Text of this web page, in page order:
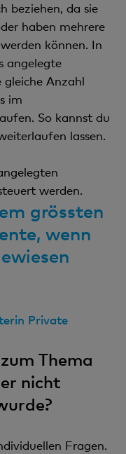
beziehen, da sie
haben mehrere
können. In
angelegte
Anzahl
im
So kannst du
lassen.
werden.
grössten
wenn
Private
Thema
nicht
Fragen.